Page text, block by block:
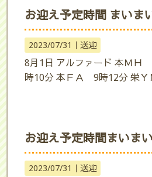
お迎え予定時間 まいま
2023/07/31｜ 送迎
8月1日 アルファード 本Ｍ
時10分 本ＦＡ 9時12分 栄
お迎え予定時間まいま
2023/07/31｜ 送迎